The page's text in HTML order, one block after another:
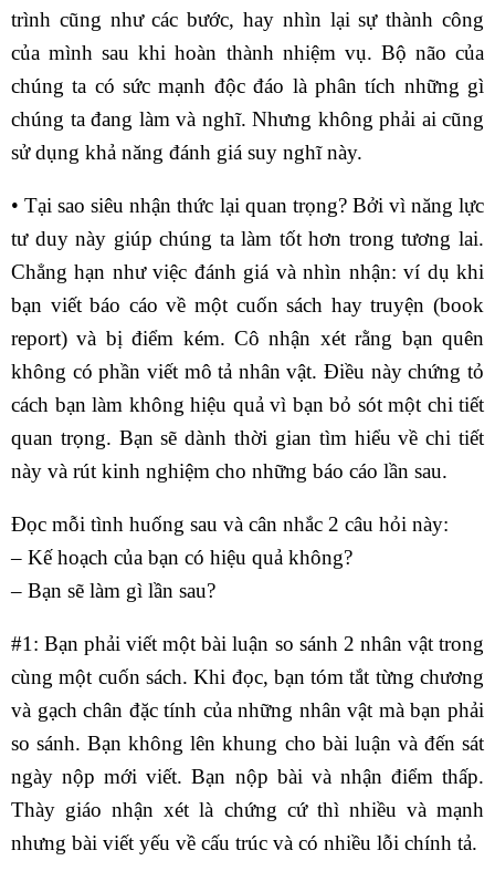
trình cũng như các bước, hay nhìn lại sự thành công
của mình sau khi hoàn thành nhiệm vụ. Bộ não của
chúng ta có sức mạnh độc đáo là phân tích những gì
chúng ta đang làm và nghĩ. Nhưng không phải ai cũng
sử dụng khả năng đánh giá suy nghĩ này.
• Tại sao siêu nhận thức lại quan trọng? Bởi vì năng lực
tư duy này giúp chúng ta làm tốt hơn trong tương lai.
Chẳng hạn như việc đánh giá và nhìn nhận: ví dụ khi
bạn viết báo cáo về một cuốn sách hay truyện (book
report) và bị điểm kém. Cô nhận xét rằng bạn quên
không có phần viết mô tả nhân vật. Điều này chứng tỏ
cách bạn làm không hiệu quả vì bạn bỏ sót một chi tiết
quan trọng. Bạn sẽ dành thời gian tìm hiểu về chi tiết
này và rút kinh nghiệm cho những báo cáo lần sau.
Đọc mỗi tình huống sau và cân nhắc 2 câu hỏi này:
– Kế hoạch của bạn có hiệu quả không?
– Bạn sẽ làm gì lần sau?
#1: Bạn phải viết một bài luận so sánh 2 nhân vật trong
cùng một cuốn sách. Khi đọc, bạn tóm tắt từng chương
và gạch chân đặc tính của những nhân vật mà bạn phải
so sánh. Bạn không lên khung cho bài luận và đến sát
ngày nộp mới viết. Bạn nộp bài và nhận điểm thấp.
Thày giáo nhận xét là chứng cứ thì nhiều và mạnh
nhưng bài viết yếu về cấu trúc và có nhiều lỗi chính tả.